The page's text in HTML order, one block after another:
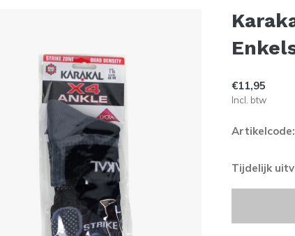
€11,95
Incl. btw
Artikelcode:
Tijdelijk